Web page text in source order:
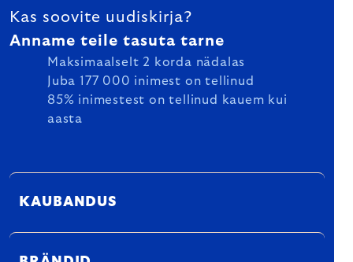
Kas soovite uudiskirja?
Anname teile tasuta tarne
Maksimaalselt 2 korda nädalas
Juba 177 000 inimest on tellinud
85% inimestest on tellinud kauem kui
aasta
KAUBANDUS